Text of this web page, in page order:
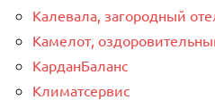
Калевала, загородный
Камелот,
КарданБаланс
Климатсервис